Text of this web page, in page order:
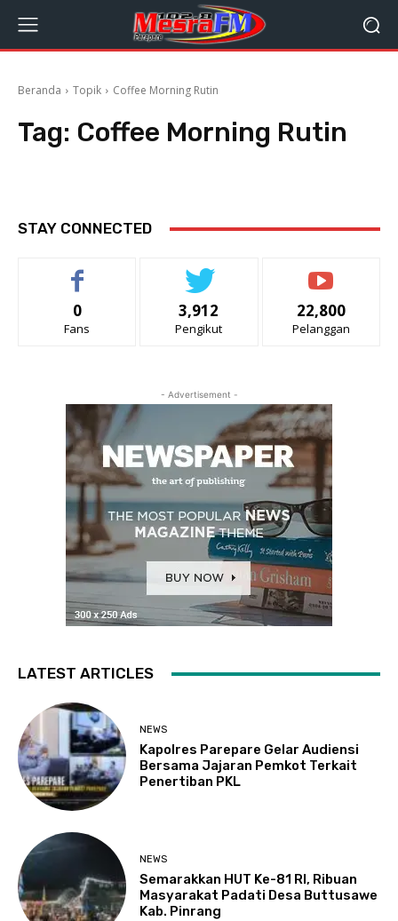
Beranda Topik Coffee Morning Rutin
Tag: Coffee Morning Rutin
STAY CONNECTED
0
Fans
3,912
Pengikut
22,800
Pelanggan
- Advertisement -
LATEST ARTICLES
NEWS
Kapolres Parepare Gelar Audiensi
Bersama Jajaran Pemkot Terkait
Penertiban PKL
NEWS
Semarakkan HUT Ke-81 RI, Ribuan
Masyarakat Padati Desa Buttusawe
Kab. Pinrang